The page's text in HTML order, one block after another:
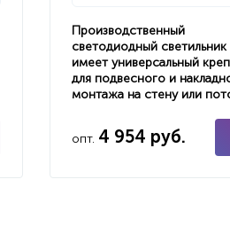
Производственный
светодиодный светильник
имеет универсальный
для подвесного и
монтажа на стену или
опт. 4 954 руб.